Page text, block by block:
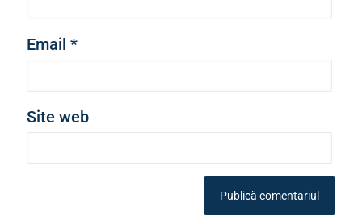
Email *
Site web